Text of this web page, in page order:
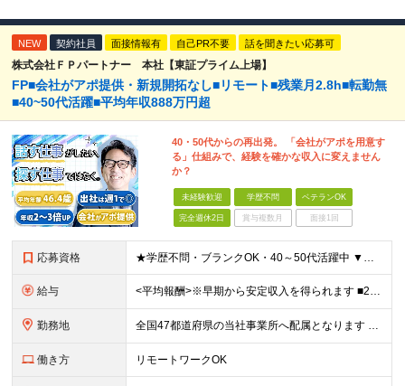
NEW 契約社員 面接情報有 自己PR不要 話を聞きたい応募可
株式会社ＦＰパートナー 本社【東証プライム上場】
FP■会社がアポ提供・新規開拓なし■リモート■残業月2.8h■転勤無
■40~50代活躍■平均年収888万円超
40・50代からの再出発。 「会社がアポを用意す
る」仕組みで、経験を確かな収入に変えません
か？
未経験歓迎 学歴不問 ベテランOK
完全週休2日 賞与複数月 面接1回
応募資格 ★学歴不問・ブランクOK・40～50代活躍中 ▼以下いずれかのご経験をお持ちの方 ■金融業界（保険会社や銀行、証券会社、信用金庫など）での就業経験 ■何かしらの営業経験をお持ちの方 ※ブランクのある方
給与 <平均報酬>※早期から安定収入を得られます ■2年目～：888万円 ■3年目～：960万円 ■4年目～：1028万円 ★成果連動型報酬（営業成績に応じて支給/45時間分固定残業代含む/超過分は別途支
勤務地 全国47都道府県の当社事業所へ配属となります ※居住地や希望の勤務先を考慮します ※リモートワークOK／転勤なし ＜本社＞ 東京都台東区浅草橋1-1-8 FP浅草橋ビル (変更の範囲)上記を除く当
働き方 リモートワークOK